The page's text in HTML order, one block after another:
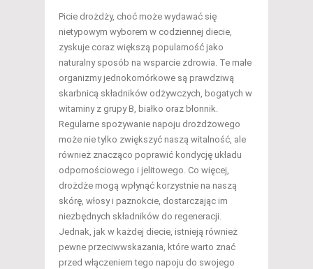
Picie drożdży, choć może wydawać się
nietypowym wyborem w codziennej diecie,
zyskuje coraz większą popularność jako
naturalny sposób na wsparcie zdrowia. Te małe
organizmy jednokomórkowe są prawdziwą
skarbnicą składników odżywczych, bogatych w
witaminy z grupy B, białko oraz błonnik.
Regularne spożywanie napoju drożdżowego
może nie tylko zwiększyć naszą witalność, ale
również znacząco poprawić kondycję układu
odpornościowego i jelitowego. Co więcej,
drożdże mogą wpłynąć korzystnie na naszą
skórę, włosy i paznokcie, dostarczając im
niezbędnych składników do regeneracji.
Jednak, jak w każdej diecie, istnieją również
pewne przeciwwskazania, które warto znać
przed włączeniem tego napoju do swojego